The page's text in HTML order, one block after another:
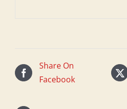
Share On
Facebook